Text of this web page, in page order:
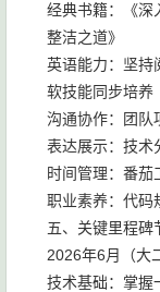
经典书籍：《深
整洁之道》
英语能力：坚持
软技能同步培养
沟通协作：团队
表达展示：技术
时间管理：番茄
职业素养：代码
五、关键里程碑
2026年6月（大
技术基础：掌握